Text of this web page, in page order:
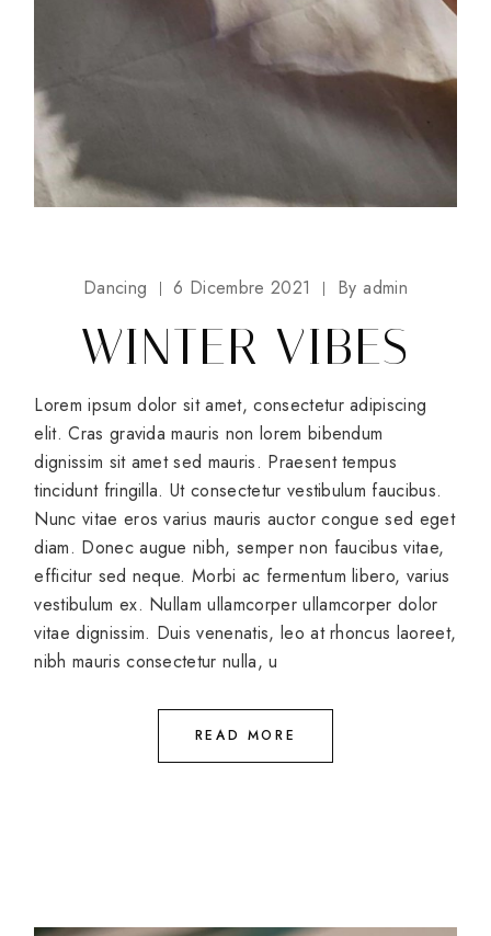
Dancing 6 Dicembre 2021 By admin
WINTER VIBES
Lorem ipsum dolor sit amet, consectetur adipiscing
elit. Cras gravida mauris non lorem bibendum
dignissim sit amet sed mauris. Praesent tempus
tincidunt fringilla. Ut consectetur vestibulum faucibus.
Nunc vitae eros varius mauris auctor congue sed eget
diam. Donec augue nibh, semper non faucibus vitae,
efficitur sed neque. Morbi ac fermentum libero, varius
vestibulum ex. Nullam ullamcorper ullamcorper dolor
vitae dignissim. Duis venenatis, leo at rhoncus laoreet,
nibh mauris consectetur nulla, u
READ MORE